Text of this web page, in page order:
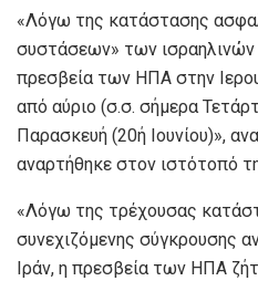
«Λόγω της κατάστασης
συστάσεων» των
πρεσβεία των ΗΠΑ στην
από αύριο (σ.σ. σήμερα
Παρασκευή (20ή Ιουνίου)»,
αναρτήθηκε στον ιστότοπό
«Λόγω της τρέχουσας
συνεχιζόμενης σύγκρουσης
Ιράν, η πρεσβεία των ΗΠΑ